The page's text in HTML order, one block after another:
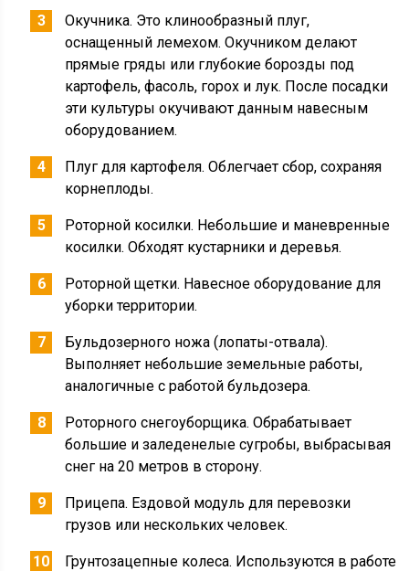
Окучника. Это клинообразный плуг,
оснащенный лемехом. Окучником делают
прямые гряды или глубокие борозды под
картофель, фасоль, горох и лук. После посадки
эти культуры окучивают данным навесным
оборудованием.
Плуг для картофеля. Облегчает сбор, сохраняя
корнеплоды.
Роторной косилки. Небольшие и маневренные
косилки. Обходят кустарники и деревья.
Роторной щетки. Навесное оборудование для
уборки территории.
Бульдозерного ножа (лопаты-отвала).
Выполняет небольшие земельные работы,
аналогичные с работой бульдозера.
Роторного снегоуборщика. Обрабатывает
большие и заледенелые сугробы, выбрасывая
снег на 20 метров в сторону.
Прицепа. Ездовой модуль для перевозки
грузов или нескольких человек.
Грунтозацепные колеса. Используются в работе